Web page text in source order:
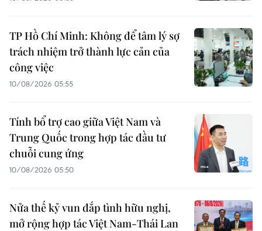
TP Hồ Chí Minh: Không để tâm lý sợ
trách nhiệm trở thành lực cản của
công việc
10/08/2026 05:55
Tính bổ trợ cao giữa Việt Nam và
Trung Quốc trong hợp tác đầu tư
chuỗi cung ứng
10/08/2026 05:50
Nửa thế kỷ vun đắp tình hữu nghị,
mở rộng hợp tác Việt Nam-Thái Lan